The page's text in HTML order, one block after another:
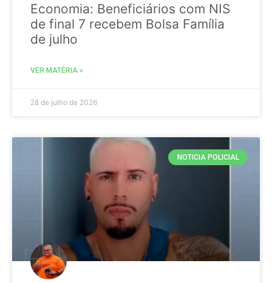
Economia: Beneficiários com NIS
de final 7 recebem Bolsa Família
de julho
VER MATÉRIA »
28 de julho de 2026
NOTICIA POLICIAL